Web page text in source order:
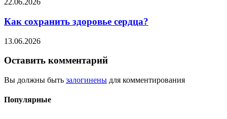
22.06.2026
Как сохранить здоровье сердца?
13.06.2026
Оставить комментарий
Вы должны быть залогинены для комментирования
Популярные